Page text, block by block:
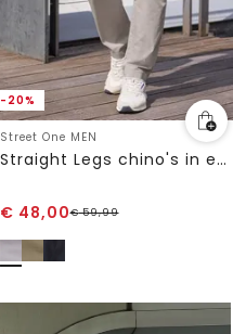
-20%
Street One MEN
Straight Legs chino's in een lichtgewicht stof
€ 48,00€59,99